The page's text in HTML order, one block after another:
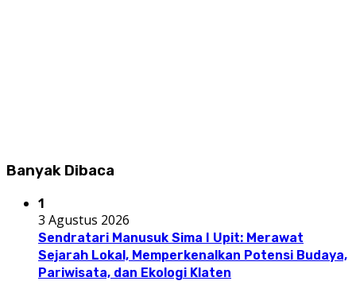
Banyak Dibaca
1
3 Agustus 2026
Sendratari Manusuk Sima I Upit: Merawat
Sejarah Lokal, Memperkenalkan Potensi Budaya,
Pariwisata, dan Ekologi Klaten